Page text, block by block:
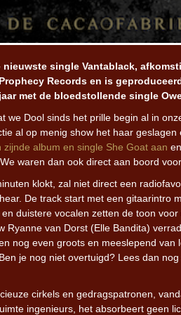
single Vantablack,
Records en is
met de bloedstollende single
we Dool sinds het prille begin al in
al op menig show het haar
album en single She Goat aan
waren dan ook direct aan boord
klokt, zal niet direct een
De track start met een gitaarintro
duistere vocalen zetten de toon
Ryanne van Dorst (Elle Bandita)
nog even groots en meeslepend
je nog niet overtuigd? Lees dan
cirkels en gedragspatronen,
ingenieurs, het absorbeert geen